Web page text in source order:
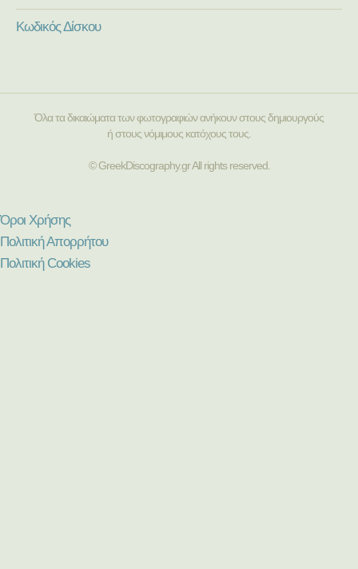
Κωδικός Δίσκου
Όλα τα δικαιώματα των φωτογραφιών ανήκουν στους δημιουργούς
ή στους νόμιμους κατόχους τους.
© GreekDiscography.gr All rights reserved.
Όροι Χρήσης
Πολιτική Απορρήτου
Πολιτική Cookies